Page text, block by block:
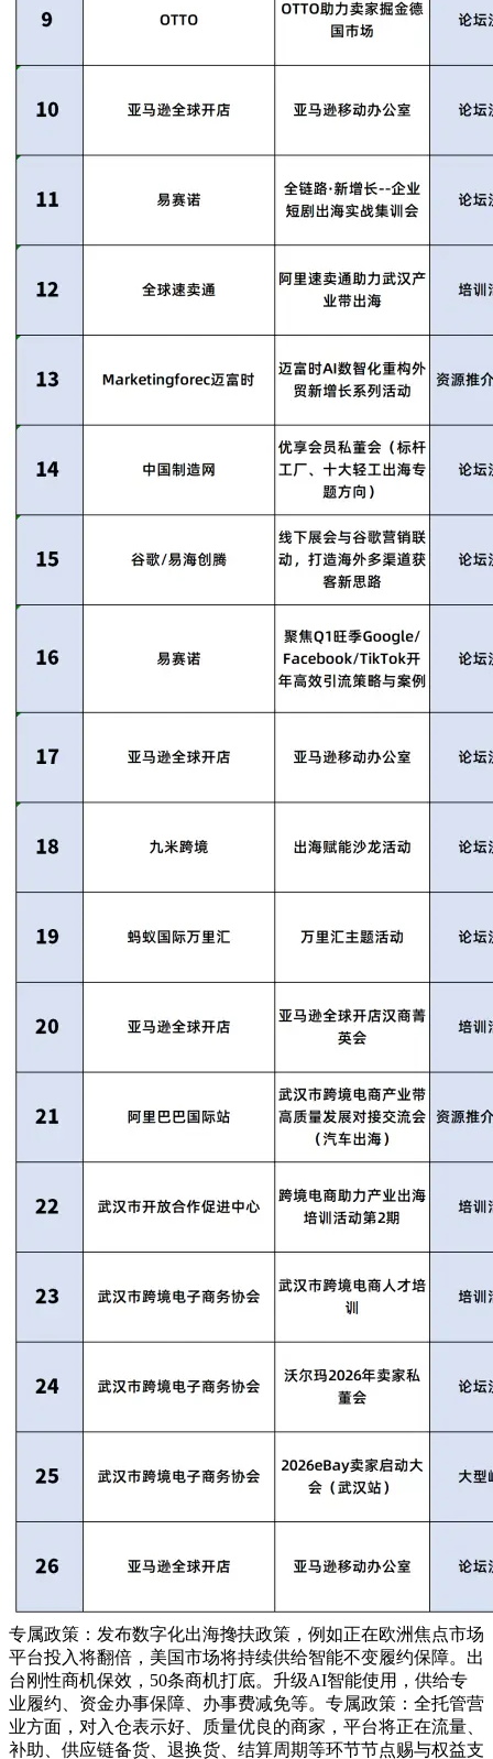
专属政策：发布数字化出海搀扶政策，例如正在欧洲焦点市场
平台投入将翻倍，美国市场将持续供给智能不变履约保障。出
台刚性商机保效，50条商机打底。升级AI智能使用，供给专
业履约、资金办事保障、办事费减免等。专属政策：全托管营
业方面，对入仓表示好、质量优良的商家，平台将正在流量、
补助、供应链备货、退换货、结算周期等环节节点赐与权益支